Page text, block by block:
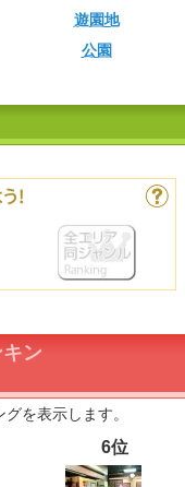
遊園地
公園
ン
を表示します。
6位